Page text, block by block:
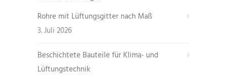
Rohre mit Lüftungsgitter nach Maß
3. Juli 2026
Beschichtete Bauteile für Klima- und
Lüftungstechnik